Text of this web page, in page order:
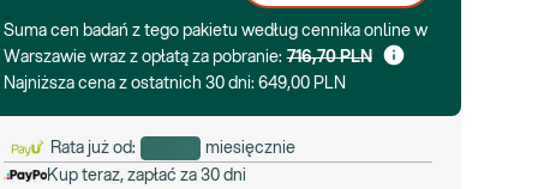
Suma cen badań z tego pakietu według cennika online w
Warszawie wraz z opłatą za pobranie: 716,70 PLN
Najniższa cena z ostatnich 30 dni: 649,00 PLN
Rata już od:
miesięcznie
Kup teraz, zapłać za 30 dni